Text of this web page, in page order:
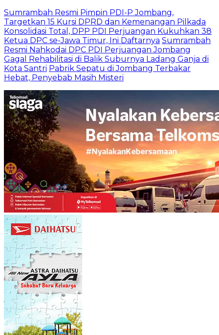
Sumrambah Resmi Pimpin PDI-P Jombang,
Targetkan 15 Kursi DPRD dan Kemenangan Pilkada
Konsolidasi Total, DPP PDI Perjuangan Kukuhkan 38
Ketua DPC se-Jawa Timur, Ini Daftarnya Sumrambah
Resmi Nahkodai DPC PDI Perjuangan Jombang
Gagal Rehabilitasi di Balik Suburnya Ladang Ganja di
Kota Santri Pabrik Sepatu di Jombang Terbakar
Hebat, Penyebab Masih Misteri